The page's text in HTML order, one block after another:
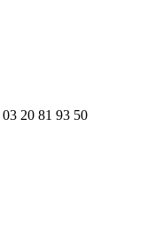
03 20 81 93 50